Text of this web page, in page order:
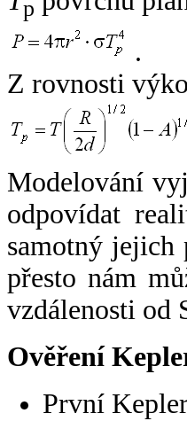
p
.
Z rovnosti
Modelování
odpovídat
samotný jejich
přesto nám
vzdálenosti od
Ověření
První